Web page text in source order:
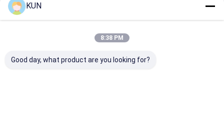
Geadviseerde Producten
KUN
8:38 PM
Good day, what product are you looking for?